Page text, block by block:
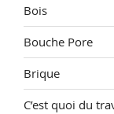
Bois
Bouche Pore
Brique
C’est quoi du